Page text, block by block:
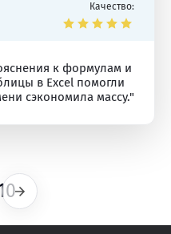
Качество:
к формулам и
в Excel помогли
сэкономила массу."
Следующая